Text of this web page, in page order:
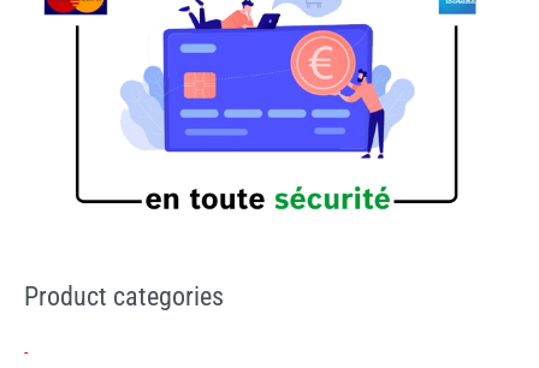
Product categories
-